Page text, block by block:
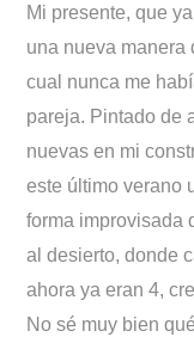
Mi presente, que
una nueva manera
cual nunca me
pareja. Pintado de
nuevas en mi
este último verano
forma improvisada
al desierto, donde
ahora ya eran 4,
No sé muy bien